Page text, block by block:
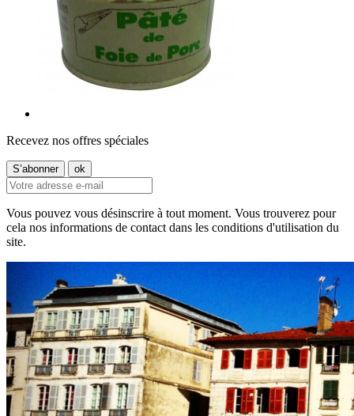
Recevez nos offres spéciales
Vous pouvez vous désinscrire à tout moment. Vous trouverez pour
cela nos informations de contact dans les conditions d'utilisation du
site.